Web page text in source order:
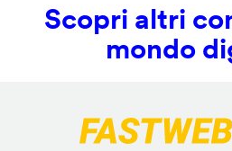
Scopri altri
mondo